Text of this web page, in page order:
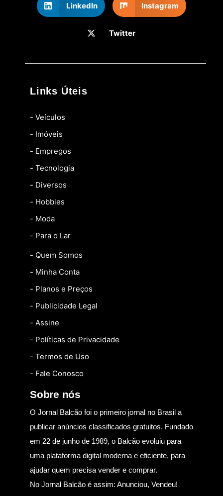
LinkedIn Instagram
Twitter
Links Úteis
- Veículos
- Imóveis
- Empregos
- Tecnologia
- Diversos
- Hobbies
- Moda
- Para o Lar
- Quem Somos
- Minha Conta
- Planos e Preços
- Publicidade Legal
- Assine
- Políticas de Privacidade
- Termos de Uso
- Fale Conosco
Sobre nós
O Jornal Balcão foi o primeiro jornal no Brasil a
publicar anúncios classificados gratuitos. Fundado
em 22 de junho de 1989, o Balcão evoluiu para
uma plataforma digital moderna e eficiente, para
ajudar quem precisa vender e comprar.
No Jornal Balcão é assim: Anunciou, Vendeu!